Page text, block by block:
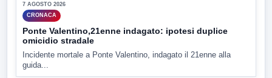
7 AGOSTO 2026
CRONACA
Ponte Valentino,21enne indagato: ipotesi duplice
omicidio stradale
Incidente mortale a Ponte Valentino, indagato il 21enne alla
guida...